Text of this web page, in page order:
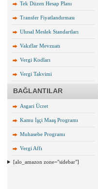
Tek Düzen Hesap Planı
Transfer Fiyatlandırması
Ulusal Meslek Standartları
Vakıflar Mevzuatı
Vergi Kodları
Vergi Takvimi
BAĞLANTILAR
Asgari Ücret
Kamu İşçi Maaş Programı
Muhasebe Programı
Vergi Affı
[alo_amazon zone="sidebar"]